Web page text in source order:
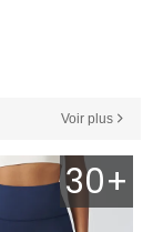
Voir plus
30+